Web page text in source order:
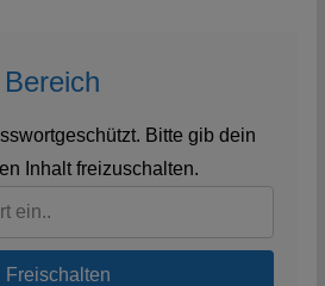
Bitte gib dein
Inhalt freizuschalten.
Freischalten